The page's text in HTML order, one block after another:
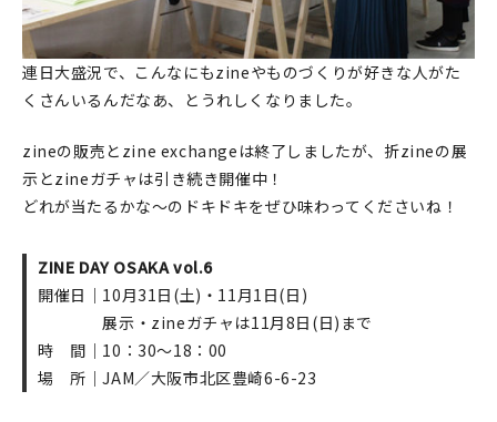
連日大盛況で、こんなにもzineやものづくりが好きな人がた
くさんいるんだなあ、とうれしくなりました。
zineの販売とzine exchangeは終了しましたが、折zineの展
示とzineガチャは引き続き開催中！
どれが当たるかな～のドキドキをぜひ味わってくださいね！
ZINE DAY OSAKA vol.6
開催日｜10月31日(土)・11月1日(日)
展示・zineガチャは11月8日(日)まで
時 間｜10：30～18：00
場 所｜JAM／大阪市北区豊崎6-6-23